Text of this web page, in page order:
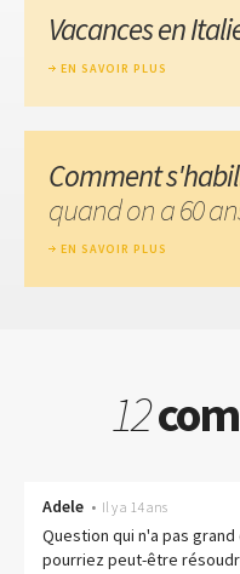
Vacances en
EN SAVOIR PLUS
Comment
quand on a 60
EN SAVOIR PLUS
12
Adele • Il y a 14 ans
Question qui n'a pas
pourriez peut-être